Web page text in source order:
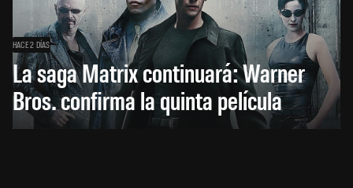
HACE 2 DÍAS
La saga Matrix continuará: Warner
Bros. confirma la quinta película